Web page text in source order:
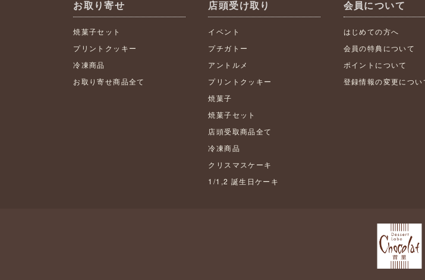
お取り寄せ
焼菓子セット
プリントクッキー
冷凍商品
お取り寄せ商品全て
店頭受け取り
イベント
プチガトー
アントルメ
プリントクッキー
焼菓子
焼菓子セット
店頭受取商品全て
冷凍商品
クリスマスケーキ
1/1,2 誕生日ケーキ
会員について
はじめての方へ
会員の特典について
ポイントについて
登録情報の変更につい